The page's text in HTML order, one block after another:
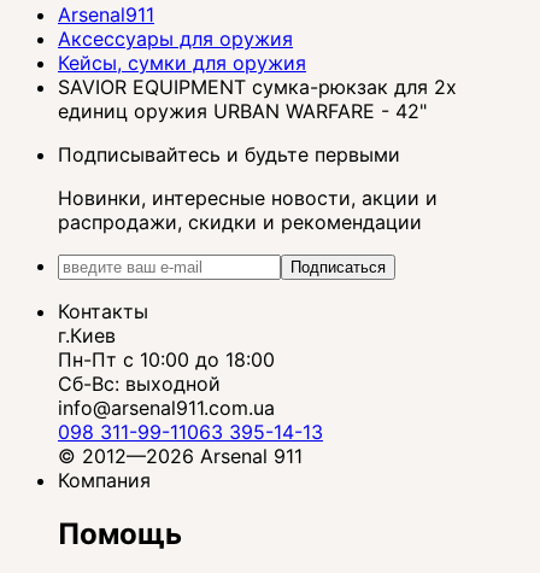
Arsenal911
Аксессуары для оружия
Кейсы, сумки для оружия
SAVIOR EQUIPMENT сумка-рюкзак для 2х
единиц оружия URBAN WARFARE - 42"
Подписывайтесь и будьте первыми
Новинки, интересные новости, акции и
распродажи, скидки и рекомендации
Подписаться
Контакты
г.Киев
Пн-Пт с 10:00 до 18:00
Сб-Вс: выходной
info@arsenal911.com.ua
098 311-99-11063 395-14-13
© 2012—2026 Arsenal 911
Компания
Помощь